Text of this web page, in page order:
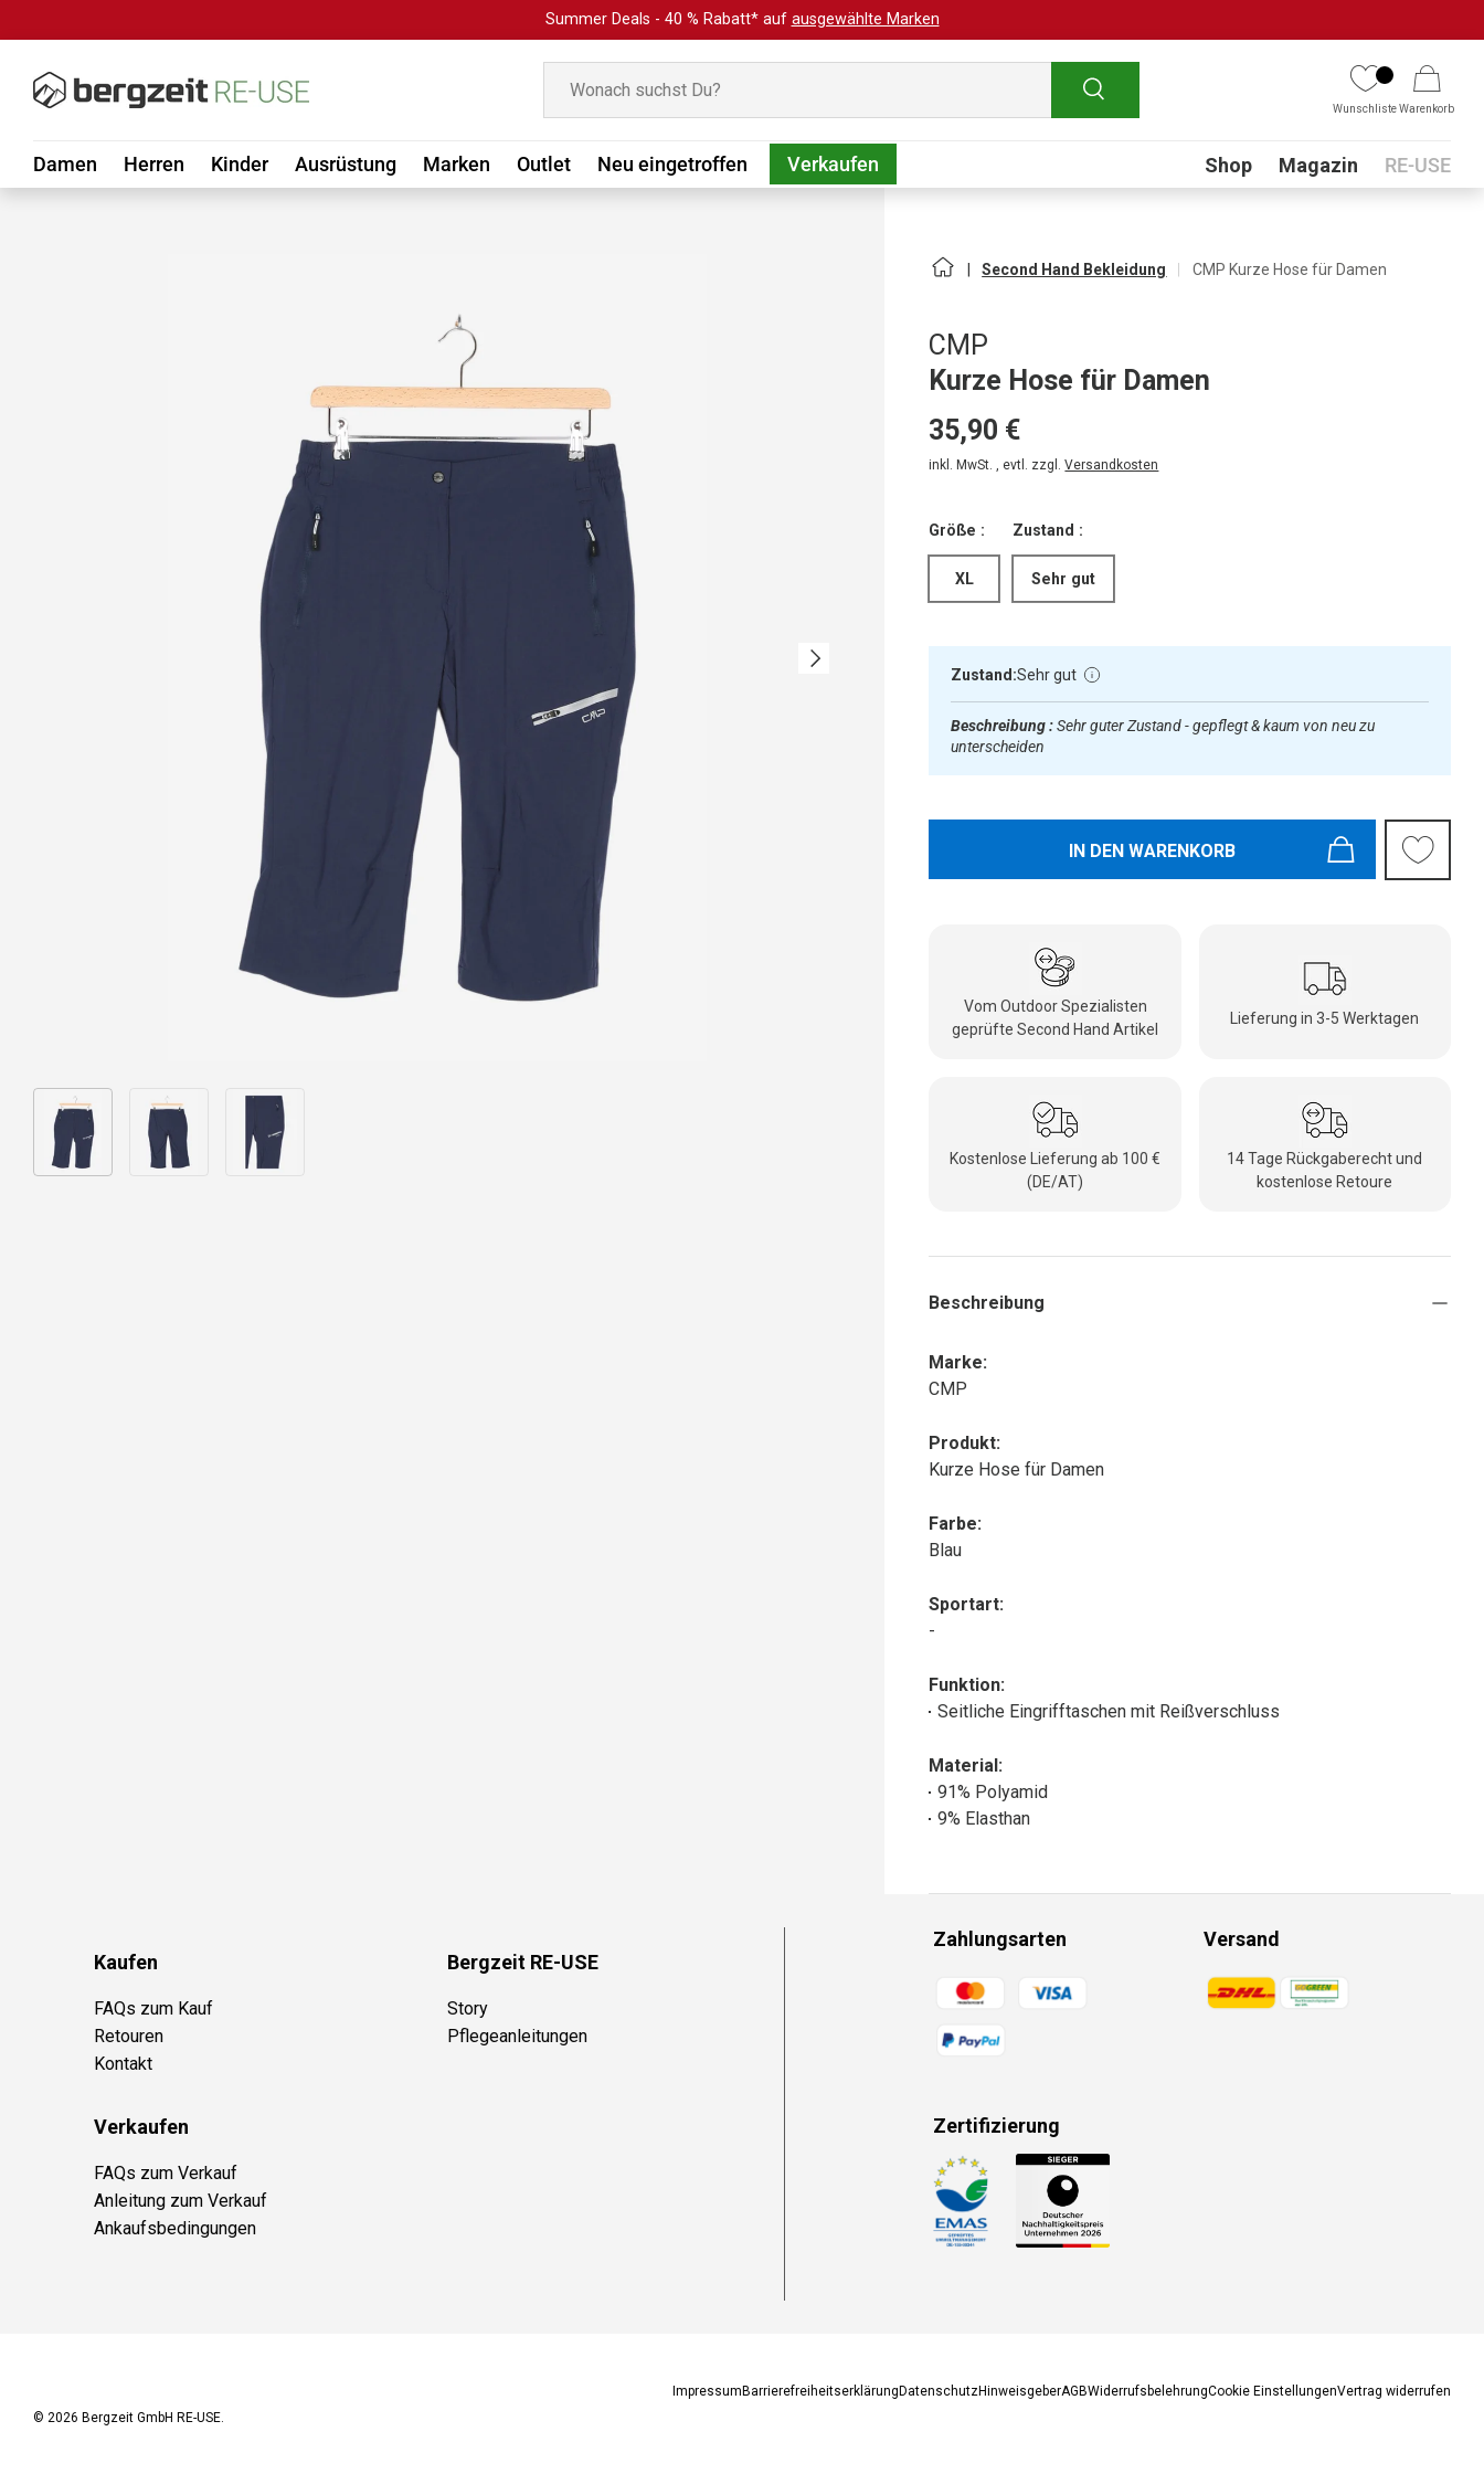
Summer Deals - 40 % Rabatt* auf ausgewählte Marken
Suchen
WunschlisteWarenkorb
Damen Herren Kinder Ausrüstung Marken Outlet Neu eingetroffen Verkaufen Submenu
Shop Magazin RE-USE
Nächste
Bild 1 in Galerieansicht laden
Second Hand Bekleidung CMP Kurze Hose für Damen
CMP
Kurze Hose für Damen
35,90 €
inkl. MwSt. , evtl. zzgl.Versandkosten
Größe :
XL
Zustand :
Sehr gut
Zustand:Sehr gut
Beschreibung :Sehr guter Zustand - gepflegt & kaum von neu zu
unterscheiden
IN DEN WARENKORB
Vom Outdoor Spezialisten
geprüfte Second Hand Artikel
Lieferung in 3-5 Werktagen
Kostenlose Lieferung ab 100 €
(DE/AT)
14 Tage Rückgaberecht und
kostenlose Retoure
Beschreibung
Marke:
CMP
Produkt:
Kurze Hose für Damen
Farbe:
Blau
Sportart:
-
Funktion:
Seitliche Eingrifftaschen mit Reißverschluss
Material:
91% Polyamid
9% Elasthan
Kaufen
FAQs zum Kauf
Retouren
Kontakt
Bergzeit RE-USE
Story
Pflegeanleitungen
Verkaufen
FAQs zum Verkauf
Anleitung zum Verkauf
Ankaufsbedingungen
Zahlungsarten
Zahlungsmethoden
Versand
Zahlungsmethoden
Zertifizierung
Zahlungsmethoden
Impressum Barrierefreiheitserklärung DatenschutzHinweisgeberAGBWiderrufsbelehrungCookie EinstellungenVertrag widerrufen
© 2026 Bergzeit GmbH RE-USE.